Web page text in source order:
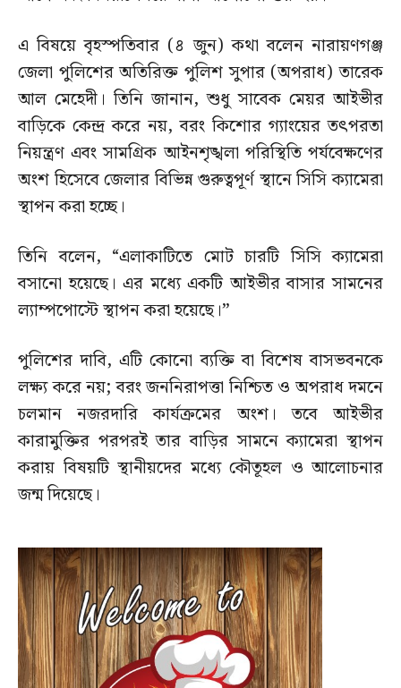
এ বিষয়ে বৃহস্পতিবার (৪ জুন) কথা বলেন নারায়ণগঞ্জ
জেলা পুলিশের অতিরিক্ত পুলিশ সুপার (অপরাধ) তারেক
আল মেহেদী। তিনি জানান, শুধু সাবেক মেয়র আইভীর
বাড়িকে কেন্দ্র করে নয়, বরং কিশোর গ্যাংয়ের তৎপরতা
নিয়ন্ত্রণ এবং সামগ্রিক আইনশৃঙ্খলা পরিস্থিতি পর্যবেক্ষণের
অংশ হিসেবে জেলার বিভিন্ন গুরুত্বপূর্ণ স্থানে সিসি ক্যামেরা
স্থাপন করা হচ্ছে।
তিনি বলেন, “এলাকাটিতে মোট চারটি সিসি ক্যামেরা
বসানো হয়েছে। এর মধ্যে একটি আইভীর বাসার সামনের
ল্যাম্পপোস্টে স্থাপন করা হয়েছে।”
পুলিশের দাবি, এটি কোনো ব্যক্তি বা বিশেষ বাসভবনকে
লক্ষ্য করে নয়; বরং জননিরাপত্তা নিশ্চিত ও অপরাধ দমনে
চলমান নজরদারি কার্যক্রমের অংশ। তবে আইভীর
কারামুক্তির পরপরই তার বাড়ির সামনে ক্যামেরা স্থাপন
করায় বিষয়টি স্থানীয়দের মধ্যে কৌতূহল ও আলোচনার
জন্ম দিয়েছে।